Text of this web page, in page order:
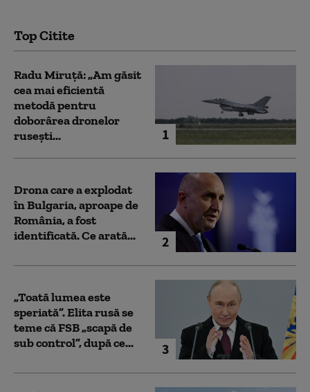
Top Citite
1
Radu Miruță: „Am găsit
cea mai eficientă
metodă pentru
doborârea dronelor
rusești...
2
Drona care a explodat
în Bulgaria, aproape de
România, a fost
identificată. Ce arată...
3
„Toată lumea este
speriată”. Elita rusă se
teme că FSB „scapă de
sub control”, după ce...